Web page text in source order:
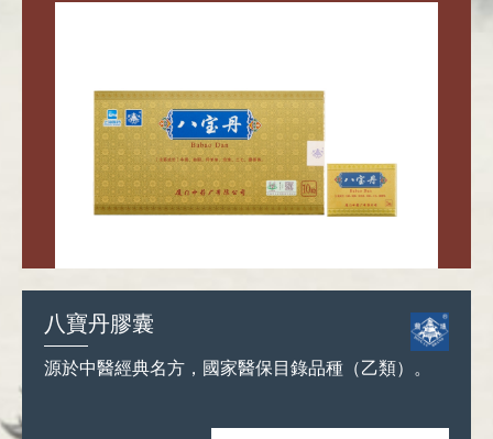
八寶丹膠囊
源於中醫經典名方，國家醫保目錄品種（乙類）。